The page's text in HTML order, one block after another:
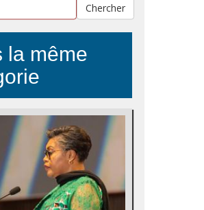
Chercher
la même